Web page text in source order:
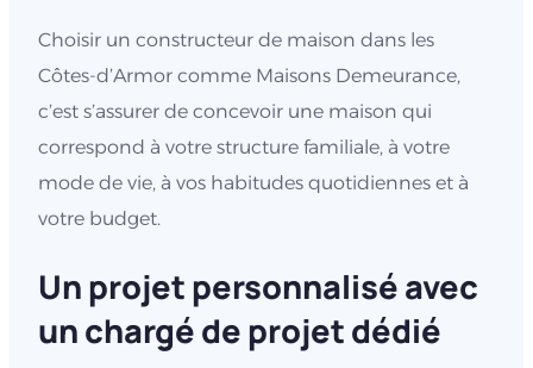
Choisir un constructeur de maison dans les
Côtes-d’Armor comme Maisons Demeurance,
c’est s’assurer de concevoir une maison qui
correspond à votre structure familiale, à votre
mode de vie, à vos habitudes quotidiennes et à
votre budget.
Un projet personnalisé avec
un chargé de projet dédié